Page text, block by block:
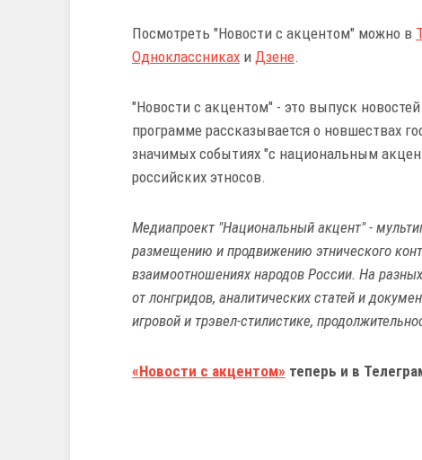
Посмотреть "Новости с акцентом" можно в
Одноклассниках и Дзене.
"Новости с акцентом" - это выпуск
программе рассказывается о новшествах
значимых событиях "с национальным
российских этносов.
Медиапроект "Национальный акцент" -
размещению и продвижению этнического
взаимоотношениях народов России. На
от лонгридов, аналитических статей и
игровой и трэвел-стилистике,
«Новости с акцентом» теперь и в